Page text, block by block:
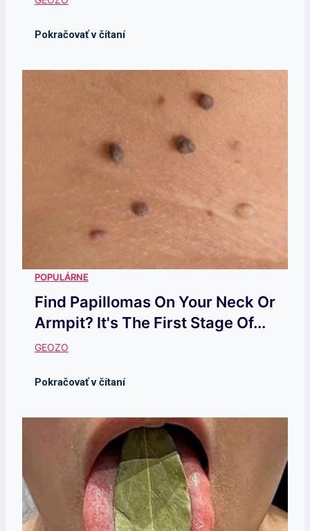
Find Papillomas On Your Neck Or
Armpit? It's The First Stage Of...